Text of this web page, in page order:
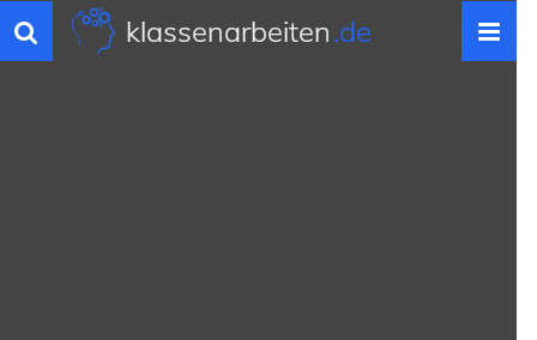
Toggle
navigation
klassenarbeiten.de